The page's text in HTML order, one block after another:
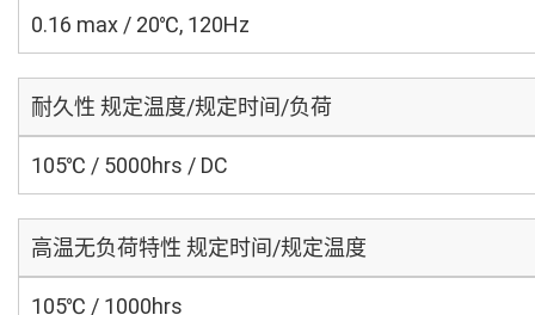
0.16 max / 20℃, 120Hz
耐久性 规定温度/规定时间/负荷
105℃ / 5000hrs / DC
高温无负荷特性 规定时间/规定温度
105℃ / 1000hrs